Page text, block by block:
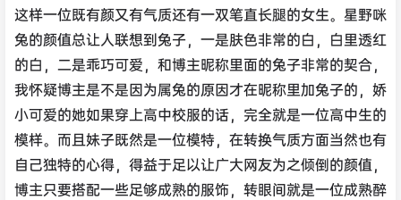
这样一位既有颜又有气质还有一双笔直长腿的女生。星野咪
兔的颜值总让人联想到兔子，一是肤色非常的白，白里透红
的白，二是乖巧可爱，和博主昵称里面的兔子非常的契合，
我怀疑博主是不是因为属兔的原因才在昵称里加兔子的，娇
小可爱的她如果穿上高中校服的话，完全就是一位高中生的
模样。而且妹子既然是一位模特，在转换气质方面当然也有
自己独特的心得，得益于足以让广大网友为之倾倒的颜值，
博主只要搭配一些足够成熟的服饰，转眼间就是一位成熟醉